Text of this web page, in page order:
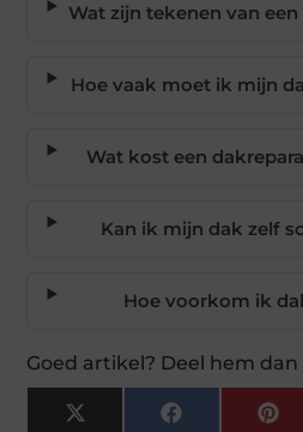
Wat zijn tekenen van
Hoe vaak moet ik mijn
Wat kost een
Kan ik mijn dak zelf
Hoe voorkom ik
Goed artikel? Deel hem dan
X Facebook